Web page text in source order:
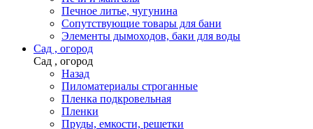
Печное литье, чугунина
Сопутствующие товары для бани
Элементы дымоходов, баки для воды
Сад , огород
Сад , огород
Назад
Пиломатериалы строганные
Пленка подкровельная
Пленки
Пруды, емкости, решетки